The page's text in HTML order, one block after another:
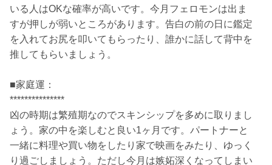
いる人はOKな確率が高いです。今月フェロモンは出ま
すが押しが弱いところがあります。告白の前の日に鑑定
を入れてお尻を叩いてもらったり、誰かに話して背中を
推してもらいましょう。
■家庭運：
***************
凶の時期は繁殖期なのでスキンシップを多めに取りまし
ょう。家の中を楽しむと良い1ヶ月です。パートナーと
一緒に料理や買い物をしたり家で映画をみたり、ゆっく
り過ごしましょう。ただし今月は嫉妬深くなってしまい